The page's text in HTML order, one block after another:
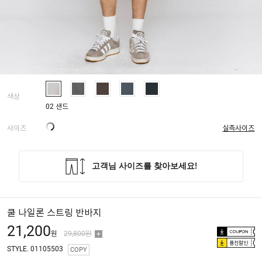
색상
02 샌드
사이즈 실측사이즈
쿨 나일론 스트링 반바지
21,200원 29,800원
플친할인
STYLE. 01105503 COPY